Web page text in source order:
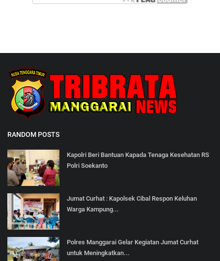
RANDOM POSTS
Kapolri Beri Bantuan Kapada Tenaga Kesehatan RS
Polri Soekanto
Jumat Curhat : Kapolsek Cibal Respon Keluhan
Warga Kampung...
Polres Manggarai Gelar Kegiatan Jumat Curhat
untuk Meningkatkan...